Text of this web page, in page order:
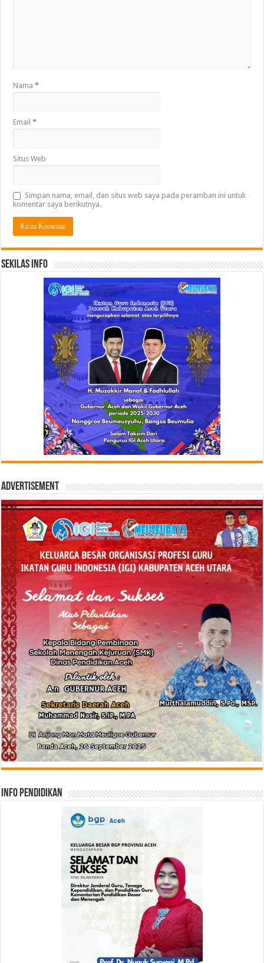
Nama*
Email*
Situs Web
Simpan nama, email, dan situs web saya pada peramban ini untuk
komentar saya berikutnya.
Sekilas Info
Advertisement
Info Pendidikan